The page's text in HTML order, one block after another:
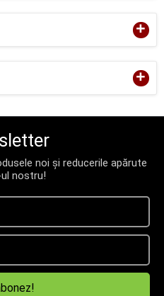
+
+
noi și reducerile apărute
nostru!